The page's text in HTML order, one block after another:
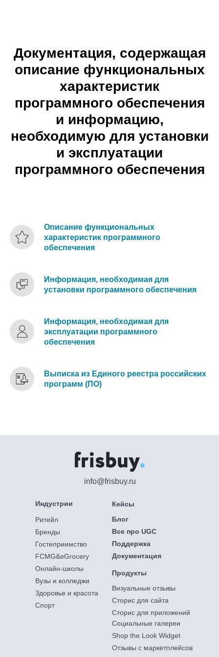
Документация, содержащая
описание функциональных
характеристик
программного обеспечения
и информацию,
необходимую для установки
и эксплуатации
программного обеспечения
Описание функциональных
характеристик программного
обеспечения
Информация, необходимая для
установки программного обеспечения
Информация, необходимая для
эксплуатации программного
обеспечения
Выписка из Единого реестра российских
программ (ПО)
Сторис для приложений
Визуальные отзывы
info@frisbuy.ru
Сторис для сайта
Поддержка
Документация
Блог
Кейсы
Индустрии
Продукты
Ритейл
Бренды
Гостеприимство
FCMG&eGrocery
Онлайн-школы
Здоровье и красота
Спорт
Вузы и колледжи
Все про UGC
Социальные галереи
Shop the Look Widget
Отзывы с маркетплейсов